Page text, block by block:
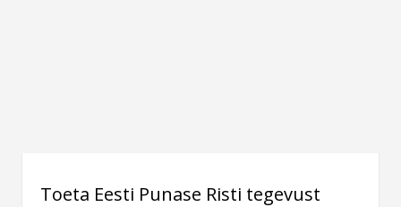
Toeta Eesti Punase Risti tegevust